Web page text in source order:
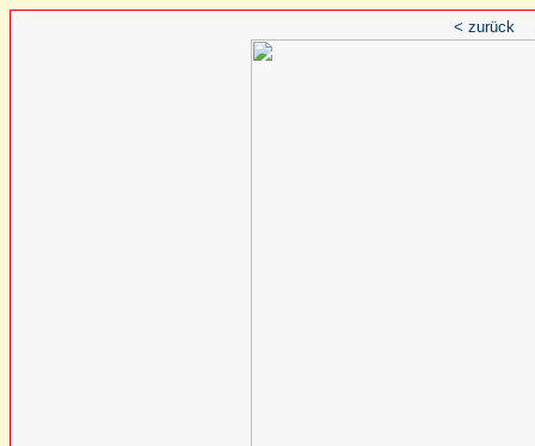
< zurück